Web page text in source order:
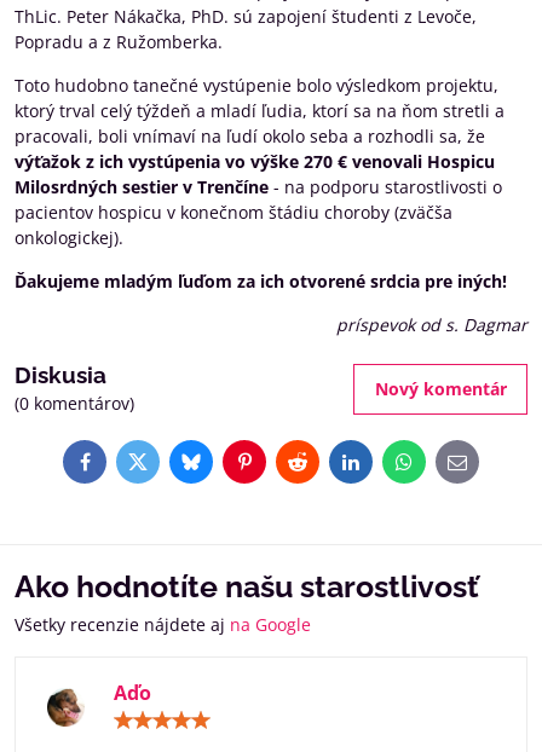
ThLic. Peter Nákačka, PhD. sú zapojení študenti z Levoče,
Popradu a z Ružomberka.
Toto hudobno tanečné vystúpenie bolo výsledkom projektu,
ktorý trval celý týždeň a mladí ľudia, ktorí sa na ňom stretli a
pracovali, boli vnímaví na ľudí okolo seba a rozhodli sa, že
výťažok z ich vystúpenia vo výške 270 € venovali Hospicu
Milosrdných sestier v Trenčíne - na podporu starostlivosti o
pacientov hospicu v konečnom štádiu choroby (zväčša
onkologickej).
Ďakujeme mladým ľuďom za ich otvorené srdcia pre iných!
príspevok od s. Dagmar
Diskusia
(0 komentárov)
Nový komentár
FacebookTwitterBlueskyPinterestRedditLinkedInWhatsApp
E-
mail
Ako hodnotíte našu starostlivosť
Všetky recenzie nájdete aj na Google
Aďo